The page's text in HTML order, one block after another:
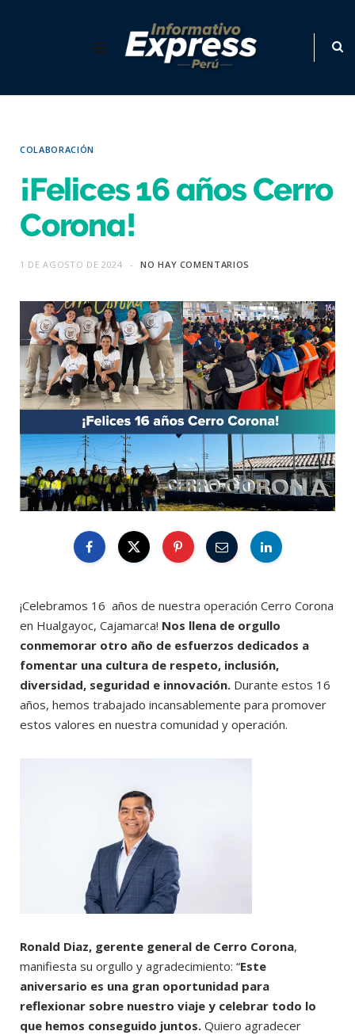
COLABORACIÓN
¡Felices 16 años Cerro
Corona!
1 DE AGOSTO DE 2024 NO HAY COMENTARIOS
¡Celebramos 16 años de nuestra operación Cerro Corona
en Hualgayoc, Cajamarca! Nos llena de orgullo
conmemorar otro año de esfuerzos dedicados a
fomentar una cultura de respeto, inclusión,
diversidad, seguridad e innovación. Durante estos 16
años, hemos trabajado incansablemente para promover
estos valores en nuestra comunidad y operación.
Ronald Diaz, gerente general de Cerro Corona,
manifiesta su orgullo y agradecimiento: “Este
aniversario es una gran oportunidad para
reflexionar sobre nuestro viaje y celebrar todo lo
que hemos conseguido juntos. Quiero agradecer